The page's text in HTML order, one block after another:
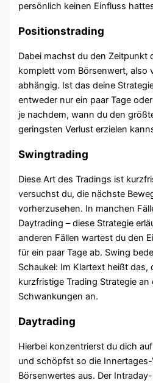
persönlich keinen Einfluss
Positionstrading
Dabei machst du den Zeitpunkt
komplett vom Börsenwert, also
abhängig. Ist das deine
entweder nur ein paar Tage
je nachdem, wann du den
geringsten Verlust erzielen
Swingtrading
Diese Art des Tradings ist
versuchst du, die nächste
vorherzusehen. In manchen
Daytrading – diese Strategie
anderen Fällen wartest du den
für ein paar Tage ab. Swing
Schaukel: Im Klartext heißt das,
kurzfristige Trading Strategie
Schwankungen an.
Daytrading
Hierbei konzentrierst du dich
und schöpfst so die Innertages-
Börsenwertes aus. Der